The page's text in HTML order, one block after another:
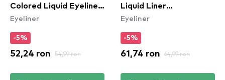
Colored Liquid Eyeliner
- Lilac Link (VBLL07)
Eyeliner
-5%
52,24 ron 54,99 ron
Liquid Liner
Waterproof - Yellow
Eyeliner
-5%
61,74 ron 64,99 ron